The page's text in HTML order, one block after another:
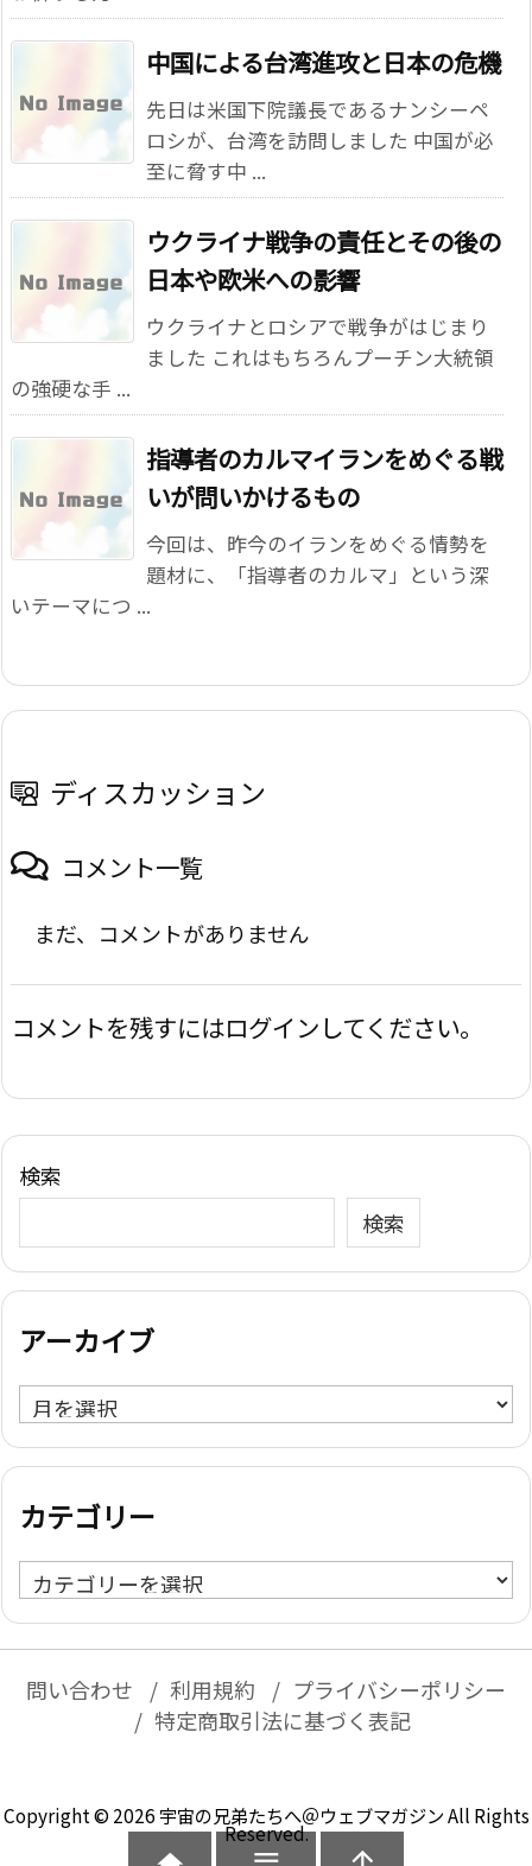
中国による台湾進攻と日本の危機
先日は米国下院議長であるナンシーペ
ロシが、台湾を訪問しました 中国が必
至に脅す中 ...
ウクライナ戦争の責任とその後の
日本や欧米への影響
ウクライナとロシアで戦争がはじまり
ました これはもちろんプーチン大統領
の強硬な手 ...
指導者のカルマ――イランをめぐる戦
いが問いかけるもの
今回は、昨今のイランをめぐる情勢を
題材に、「指導者のカルマ」という深
いテーマにつ ...
ディスカッション
コメント一覧
まだ、コメントがありません
コメントを残すにはログインしてください。
検索
検索
アーカイブ
ア
ー
カ
ブ
カテゴリー
カ
テ
ー
問い合わせ 利用規約
プライバシーポリシー
特定商取引法に基づく表記
Copyright © 2026 宇宙の兄弟たちへ＠ウェブマガジンAll Rights
Reserved.